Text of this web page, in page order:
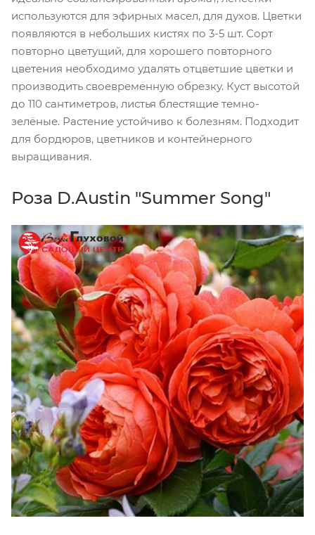
используются для эфирных масел, для духов. Цветки
появляются в небольших кистях по 3-5 шт. Сорт
повторно цветущий, для хорошего повторного
цветения необходимо удалять отцветшие цветки и
производить своевременную обрезку. Куст высотой
до 110 сантиметров, листья блестящие темно-
зелёные. Растение устойчиво к болезням. Подходит
для бордюров, цветников и контейнерного
выращивания.
Роза D.Austin "Summer Song"